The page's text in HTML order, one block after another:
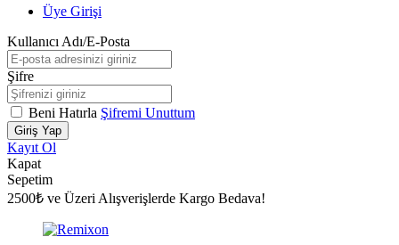
Üye Girişi
Kullanıcı Adı/E-Posta
Şifre
Beni Hatırla Şifremi Unuttum
Giriş Yap
Kayıt Ol
Kapat
Sepetim
2500₺ ve Üzeri Alışverişlerde Kargo Bedava!